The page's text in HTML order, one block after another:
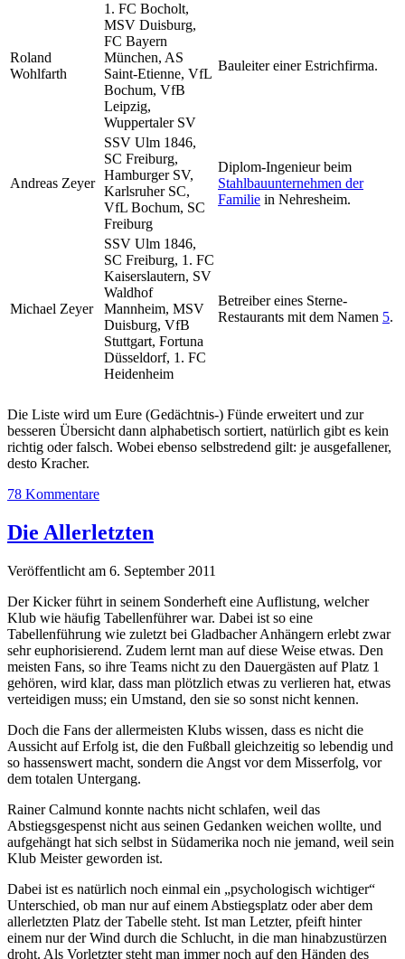
Roland
Wohlfarth
1. FC Bocholt,
MSV Duisburg,
FC Bayern
München, AS
Saint-Etienne, VfL
Bochum, VfB
Leipzig,
Wuppertaler SV
Bauleiter einer Estrichfirma.
Andreas Zeyer
SSV Ulm 1846,
SC Freiburg,
Hamburger SV,
Karlsruher SC,
VfL Bochum, SC
Freiburg
Diplom-Ingenieur beim
Stahlbauunternehmen der
Familie in Nehresheim.
Michael Zeyer
SSV Ulm 1846,
SC Freiburg, 1. FC
Kaiserslautern, SV
Waldhof
Mannheim, MSV
Duisburg, VfB
Stuttgart, Fortuna
Düsseldorf, 1. FC
Heidenheim
Betreiber eines Sterne-
Restaurants mit dem Namen 5.
Die Liste wird um Eure (Gedächtnis-) Fünde erweitert und zur
besseren Übersicht dann alphabetisch sortiert, natürlich gibt es kein
richtig oder falsch. Wobei ebenso selbstredend gilt: je ausgefallener,
desto Kracher.
78 Kommentare
Die Allerletzten
Veröffentlicht am 6. September 2011
Der Kicker führt in seinem Sonderheft eine Auflistung, welcher
Klub wie häufig Tabellenführer war. Dabei ist so eine
Tabellenführung wie zuletzt bei Gladbacher Anhängern erlebt zwar
sehr euphorisierend. Zudem lernt man auf diese Weise etwas. Den
meisten Fans, so ihre Teams nicht zu den Dauergästen auf Platz 1
gehören, wird klar, dass man plötzlich etwas zu verlieren hat, etwas
verteidigen muss; ein Umstand, den sie so sonst nicht kennen.
Doch die Fans der allermeisten Klubs wissen, dass es nicht die
Aussicht auf Erfolg ist, die den Fußball gleichzeitig so lebendig und
so hassenswert macht, sondern die Angst vor dem Misserfolg, vor
dem totalen Untergang.
Rainer Calmund konnte nachts nicht schlafen, weil das
Abstiegsgespenst nicht aus seinen Gedanken weichen wollte, und
aufgehängt hat sich selbst in Südamerika noch nie jemand, weil sein
Klub Meister geworden ist.
Dabei ist es natürlich noch einmal ein „psychologisch wichtiger“
Unterschied, ob man nur auf einem Abstiegsplatz oder aber dem
allerletzten Platz der Tabelle steht. Ist man Letzter, pfeift hinter
einem nur der Wind durch die Schlucht, in die man hinabzustürzen
droht. Als Vorletzter steht man immer noch auf den Händen des